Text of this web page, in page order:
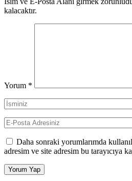
kalacaktır.
Yorum *
Daha sonraki yorumlarımda
adresim ve site adresim bu tarayıcıya